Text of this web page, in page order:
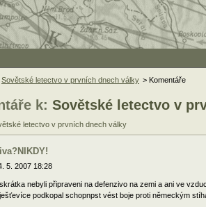
k: Sovětské letectvo v
letectvo v prvních dnech války
5. 2007 18:28
nebyli připraveni na defenzivo na zemi a ani ve
podkopal schopnpst vést boje proti německým
Sovětské letectvo v prvních dnech války > Komentáře